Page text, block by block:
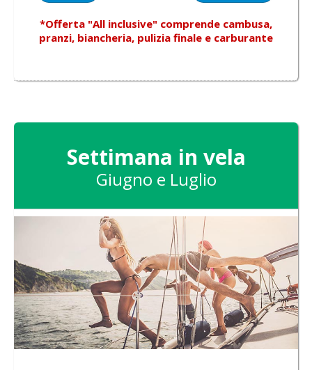
*Offerta "All inclusive" comprende cambusa,
pranzi, biancheria, pulizia finale e carburante
Settimana in vela
Giugno e Luglio